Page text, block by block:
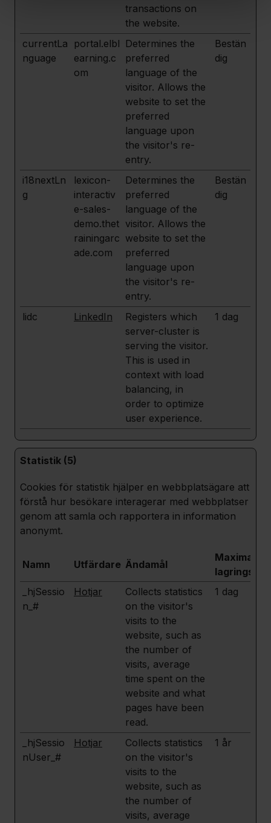
transactions on
the website.
currentLa
nguage
portal.elbl
earning.c
om
Determines the
preferred
language of the
visitor. Allows the
website to set the
preferred
language upon
the visitor's re-
entry.
Bestän
dig
i18nextLn
g
lexicon-
interactiv
e-sales-
demo.thet
rainingarc
ade.com
Determines the
preferred
language of the
visitor. Allows the
website to set the
preferred
language upon
the visitor's re-
entry.
Bestän
dig
lidc LinkedIn
Registers which
server-cluster is
serving the visitor.
This is used in
context with load
balancing, in
order to optimize
user experience.
1 dag
Statistik (5)
Cookies för statistik hjälper en webbplatsägare att
förstå hur besökare interagerar med webbplatser
genom att samla och rapportera in information
anonymt.
Namn Utfärdare Ändamål
Maximal
lagringstid
_hjSessio
n_#
Hotjar
Collects statistics
on the visitor's
visits to the
website, such as
the number of
visits, average
time spent on the
website and what
pages have been
read.
1 dag
_hjSessio
nUser_#
Hotjar
Collects statistics
on the visitor's
visits to the
website, such as
the number of
visits, average
1 år